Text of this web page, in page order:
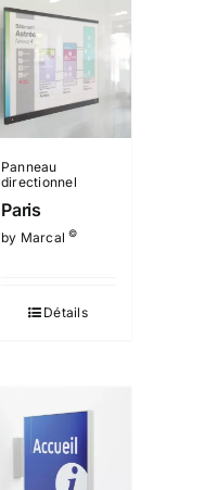
Panneau
directionnel
Paris
by Marcal©
Détails